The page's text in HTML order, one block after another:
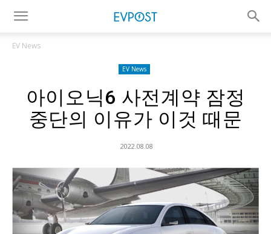
EV News
EV News
아이오닉6 사전계약 잠정
중단의 이유가 이것 때문
2022.08.08